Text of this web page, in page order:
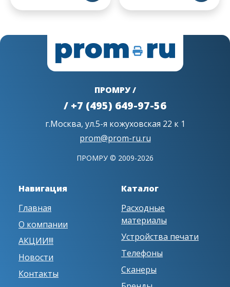
ПРОМРУ /
/ +7 (495) 649-97-56
г.Москва, ул.5-я кожуховская 22 к 1
prom@prom-ru.ru
ПРОМРУ © 2009-2026
Навигация
Главная
О компании
АКЦИИ!!!
Новости
Контакты
Каталог
Расходные
материалы
Устройства печати
Телефоны
Сканеры